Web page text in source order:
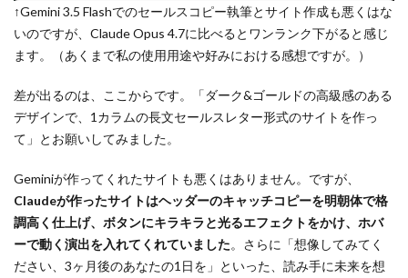
↑Gemini 3.5 Flashでのセールスコピー執筆とサイト作成も悪くはな
いのですが、Claude Opus 4.7に比べるとワンランク下がると感じ
ます。（あくまで私の使用用途や好みにおける感想ですが。）
差が出るのは、ここからです。「ダーク&ゴールドの高級感のある
デザインで、1カラムの長文セールスレター形式のサイトを作っ
て」とお願いしてみました。
Geminiが作ってくれたサイトも悪くはありません。ですが、
Claudeが作ったサイトはヘッダーのキャッチコピーを明朝体で格
調高く仕上げ、ボタンにキラキラと光るエフェクトをかけ、ホバ
ーで動く演出を入れてくれていました。さらに「想像してみてく
ださい、3ヶ月後のあなたの1日を」といった、読み手に未来を想